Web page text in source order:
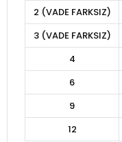
2 (VADE FARKSIZ)
3 (VADE FARKSIZ)
4
6
9
12